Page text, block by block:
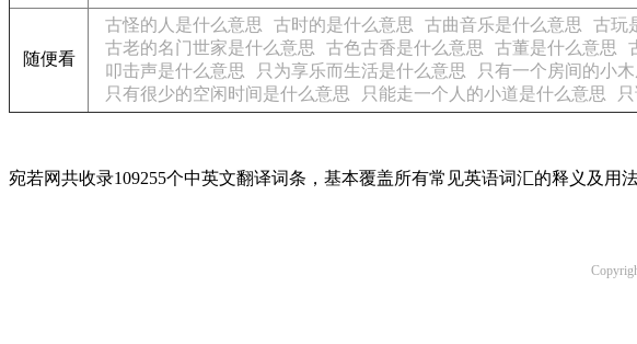
随便看
古怪的人是什么意思 古时的是什么意思 古曲音乐是什么意思 古玩
古老的名门世家是什么意思
古色古香是什么意思 古董是什么意思
叩击声是什么意思
只为享乐而生活是什么意思 只有一个房间的小
只有很少的空闲时间是什么意思
只能走一个人的小道是什么意思
宛若网共收录109255个中英文翻译词条，基本覆盖所有常见英语词汇的释义及